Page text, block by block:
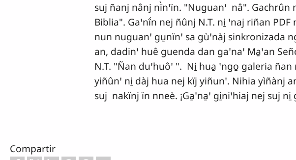
suj ñanj nânj nï̀nꞌïn. "Nuguanꞌ nâ". Gachrûn
Biblia". Gaꞌnḯn nej ñûnj N.T. ni̱ ꞌnaj riñan
nun nuguanꞌ gu̱nïnꞌ sa gùꞌnàj sinkronizada
an, dadinꞌ huê guenda dan gaꞌnaꞌ Ma̱ꞌan
N.T. "Ñan duꞌhuôꞌ ". Ni̱ hua̱ ꞌngo̱ galeria
yiñûnꞌ ni̱ dàj hua nej kïj yiñunꞌ. Nihia yìñànj
suj nakïnj ïn nneè. ¡Ga̱ꞌna̱ꞌ gi̱niꞌhiaj nej suj
Compartir